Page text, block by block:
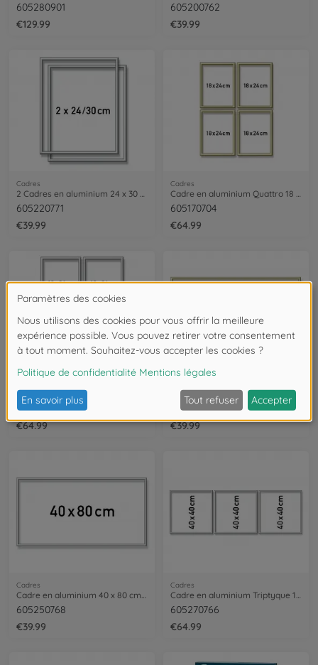
605280901
€129.99
605200762
€39.99
Cadres
605220771
€39.99
Cadres
605170704
€64.99
605290764
€64.99
Cadre en aluminium 40 x 80 cm
605130708
€39.99
Cadres
605250768
€39.99
Cadres
605270766
€64.99